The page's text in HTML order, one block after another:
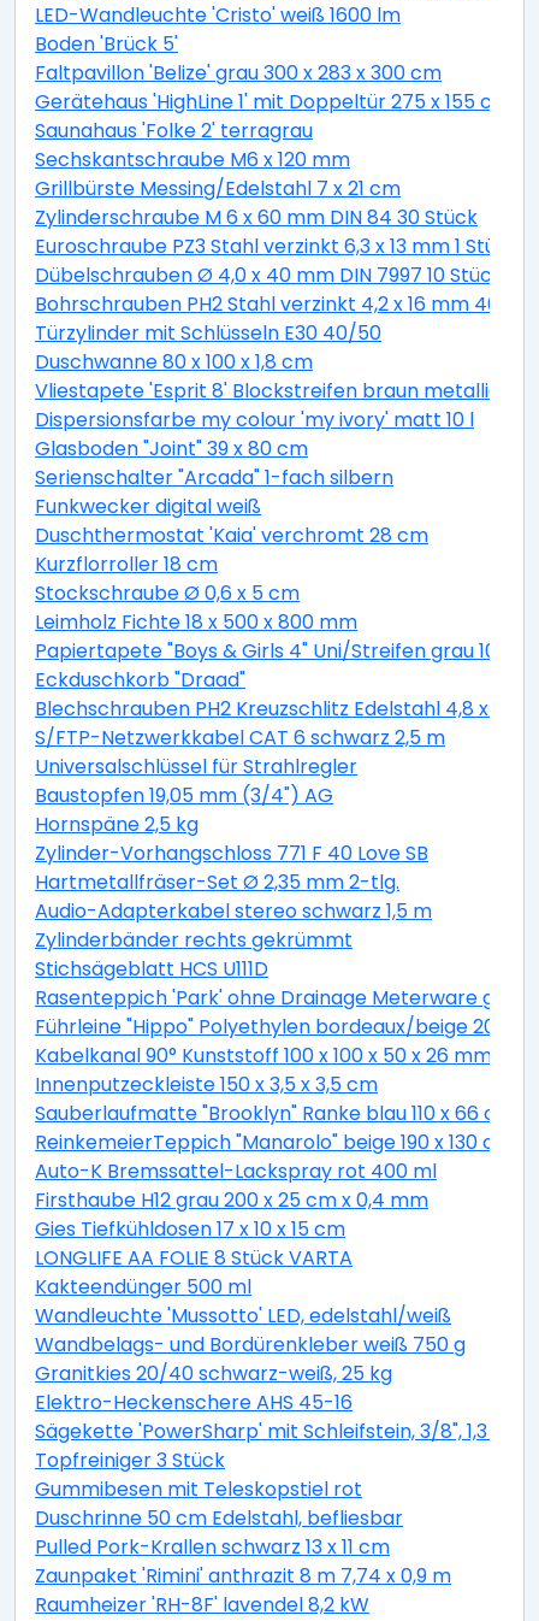
LED-Wandleuchte 'Cristo' weiß 1600 lm
Boden 'Brück 5'
Faltpavillon 'Belize' grau 300 x 283 x 300 cm
Gerätehaus 'HighLine 1' mit Doppeltür 275 x 155 cm
Saunahaus 'Folke 2' terragrau
Sechskantschraube M6 x 120 mm
Grillbürste Messing/Edelstahl 7 x 21 cm
Zylinderschraube M 6 x 60 mm DIN 84 30 Stück
Euroschraube PZ3 Stahl verzinkt 6,3 x 13 mm 1 Stück
Dübelschrauben Ø 4,0 x 40 mm DIN 7997 10 Stück
Bohrschrauben PH2 Stahl verzinkt 4,2 x 16 mm 40
Türzylinder mit Schlüsseln E30 40/50
Duschwanne 80 x 100 x 1,8 cm
Vliestapete 'Esprit 8' Blockstreifen braun metallic
Dispersionsfarbe my colour 'my ivory' matt 10 l
Glasboden "Joint" 39 x 80 cm
Serienschalter "Arcada" 1-fach silbern
Funkwecker digital weiß
Duschthermostat 'Kaia' verchromt 28 cm
Kurzflorroller 18 cm
Stockschraube Ø 0,6 x 5 cm
Leimholz Fichte 18 x 500 x 800 mm
Papiertapete "Boys & Girls 4" Uni/Streifen grau 10,05
Eckduschkorb "Draad"
Blechschrauben PH2 Kreuzschlitz Edelstahl 4,8 x 19
S/FTP-Netzwerkkabel CAT 6 schwarz 2,5 m
Universalschlüssel für Strahlregler
Baustopfen 19,05 mm (3/4") AG
Hornspäne 2,5 kg
Zylinder-Vorhangschloss 771 F 40 Love SB
Hartmetallfräser-Set Ø 2,35 mm 2-tlg.
Audio-Adapterkabel stereo schwarz 1,5 m
Zylinderbänder rechts gekrümmt
Stichsägeblatt HCS U111D
Rasenteppich 'Park' ohne Drainage Meterware
Führleine "Hippo" Polyethylen bordeaux/beige 200
Kabelkanal 90° Kunststoff 100 x 100 x 50 x 26 mm
Innenputzeckleiste 150 x 3,5 x 3,5 cm
Sauberlaufmatte "Brooklyn" Ranke blau 110 x 66 cm
ReinkemeierTeppich "Manarolo" beige 190 x 130 cm
Auto-K Bremssattel-Lackspray rot 400 ml
Firsthaube H12 grau 200 x 25 cm x 0,4 mm
Gies Tiefkühldosen 17 x 10 x 15 cm
LONGLIFE AA FOLIE 8 Stück VARTA
Kakteendünger 500 ml
Wandleuchte 'Mussotto' LED, edelstahl/weiß
Wandbelags- und Bordürenkleber weiß 750 g
Granitkies 20/40 schwarz-weiß, 25 kg
Elektro-Heckenschere AHS 45-16
Sägekette 'PowerSharp' mit Schleifstein, 3/8", 1,3
Topfreiniger 3 Stück
Gummibesen mit Teleskopstiel rot
Duschrinne 50 cm Edelstahl, befliesbar
Pulled Pork-Krallen schwarz 13 x 11 cm
Zaunpaket 'Rimini' anthrazit 8 m 7,74 x 0,9 m
Raumheizer 'RH-8F' lavendel 8,2 kW